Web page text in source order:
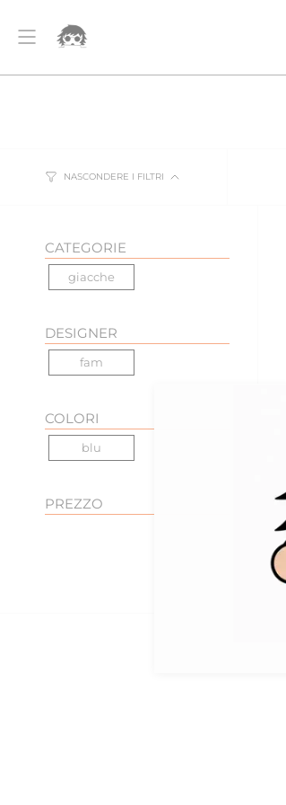
contenutoAccount
NASCONDERE I FILTRI
CATEGORIE
giacche
DESIGNER
fam
COLORI
blu
PREZZO